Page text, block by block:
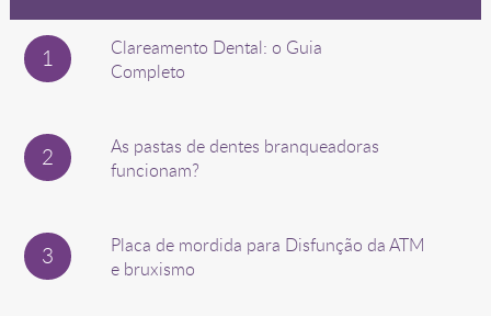
Clareamento Dental: o Guia
Completo
As pastas de dentes branqueadoras
funcionam?
Placa de mordida para Disfunção da ATM
e bruxismo